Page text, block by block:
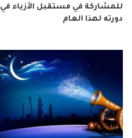
للمشاركة في مستقبل الأزياء في
دورته لهذا العام